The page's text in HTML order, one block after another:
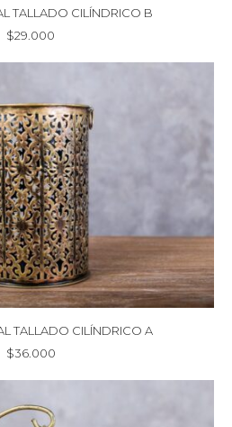
TALLADO CILÍNDRICO B
$29.000
TALLADO CILÍNDRICO A
$36.000